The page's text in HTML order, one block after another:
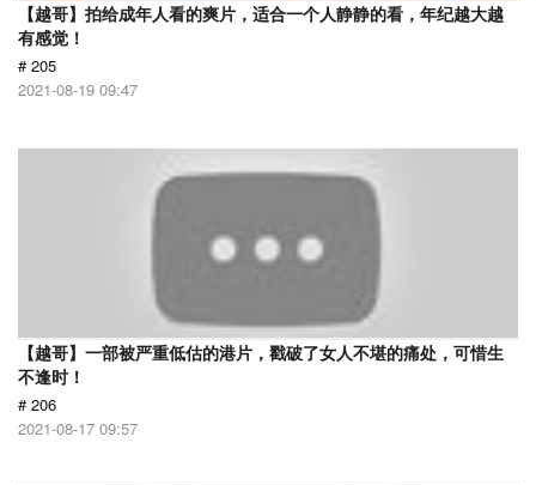
【越哥】拍给成年人看的爽片，适合一个人静静的看，年纪越大越
有感觉！
# 205
2021-08-19 09:47
【越哥】一部被严重低估的港片，戳破了女人不堪的痛处，可惜生
不逢时！
# 206
2021-08-17 09:57